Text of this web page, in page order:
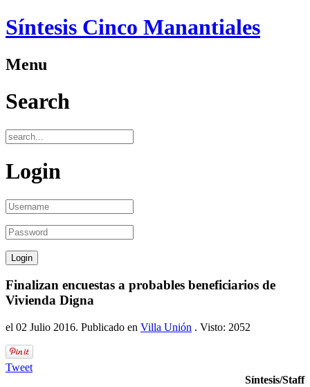
Síntesis Cinco Manantiales
Menu
Search
Login
Finalizan encuestas a probables beneficiarios de
Vivienda Digna
el 02 Julio 2016. Publicado en Villa Unión . Visto: 2052
Tweet
Síntesis/Staff